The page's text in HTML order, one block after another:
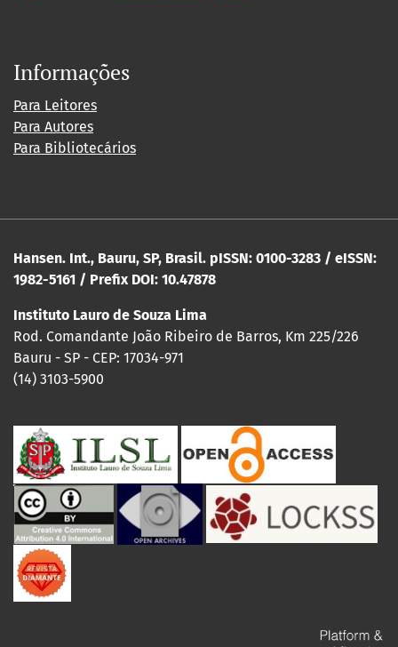
Informações
Para Leitores
Para Autores
Para Bibliotecários
Hansen. Int., Bauru, SP, Brasil. pISSN: 0100-3283 / eISSN:
1982-5161 / Prefix DOI: 10.47878
Instituto Lauro de Souza Lima
Rod. Comandante João Ribeiro de Barros, Km 225/226
Bauru - SP - CEP: 17034-971
(14) 3103-5900